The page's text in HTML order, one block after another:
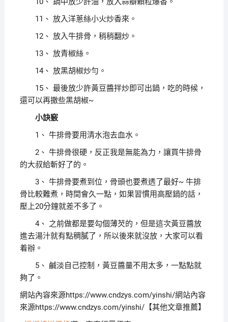
11、 放入洋蔥絲小火炒香來。
12、 放入牛排骨，稍稍翻炒。
13、 放青椒絲。
14、 放黑胡椒炒勻。
15、 最後放少許黃豆醬拌炒即可出鍋，吃的時候，
還可以再撒些黑胡椒~
小訣竅
1、 牛排骨要用清水泡去血水。
2、 牛排骨很硬，反正我是無能為力，讓買牛排骨
的大叔給斬好了的。
3、 牛排骨要煮到位，骨頭也要煮透了最好~ 牛排
骨比較難煮，時間會久一點，如果習慣用高壓鍋的話，
壓上20分鐘就差不多了。
4、 之前做都是要勾個薄芡的，但是這次黃豆醬放
進去湯汁就有點稠膩了，所以後來就沒放，大家可以看
着辦。
5、 鹹淡自己控制，黃豆醬量不用太多，一點點就
夠了。
網站內容來源https://www.cndzys.com/yinshi/網站內容
來源https://www.cndzys.com/yinshi/【其他文章推薦】